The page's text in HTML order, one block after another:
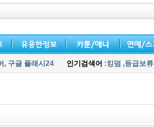
, 구글 플래시24 인기검색어 :킹덤 ,등급보류